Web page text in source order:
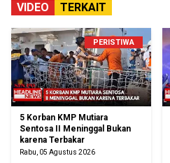
VIDEO TERKAIT
PERISTIWA
5 Korban KMP Mutiara
Sentosa II Meninggal Bukan
karena Terbakar
Rabu, 05 Agustus 2026